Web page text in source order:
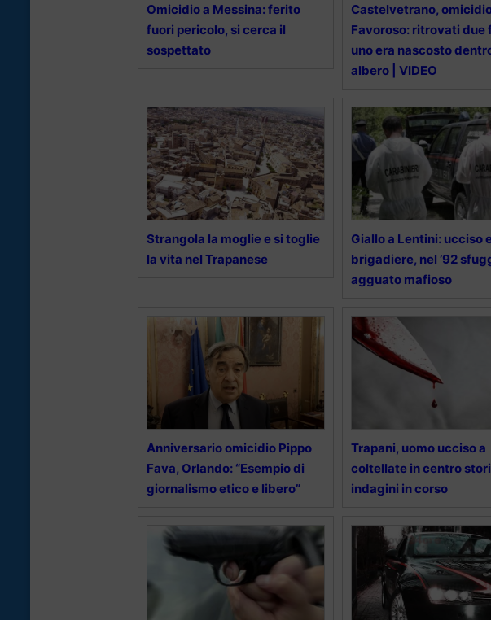
Omicidio a Messina: ferito
fuori pericolo, si cerca il
sospettato
Castelvetrano,
Favoroso: ritrovati due
uno era nascosto
albero | VIDEO
Strangola la moglie e si toglie
la vita nel Trapanese
Giallo a Lentini: ucciso
brigadiere, nel ’92
agguato mafioso
Anniversario omicidio Pippo
Fava, Orlando: “Esempio di
giornalismo etico e libero”
Trapani, uomo ucciso a
coltellate in centro
indagini in corso